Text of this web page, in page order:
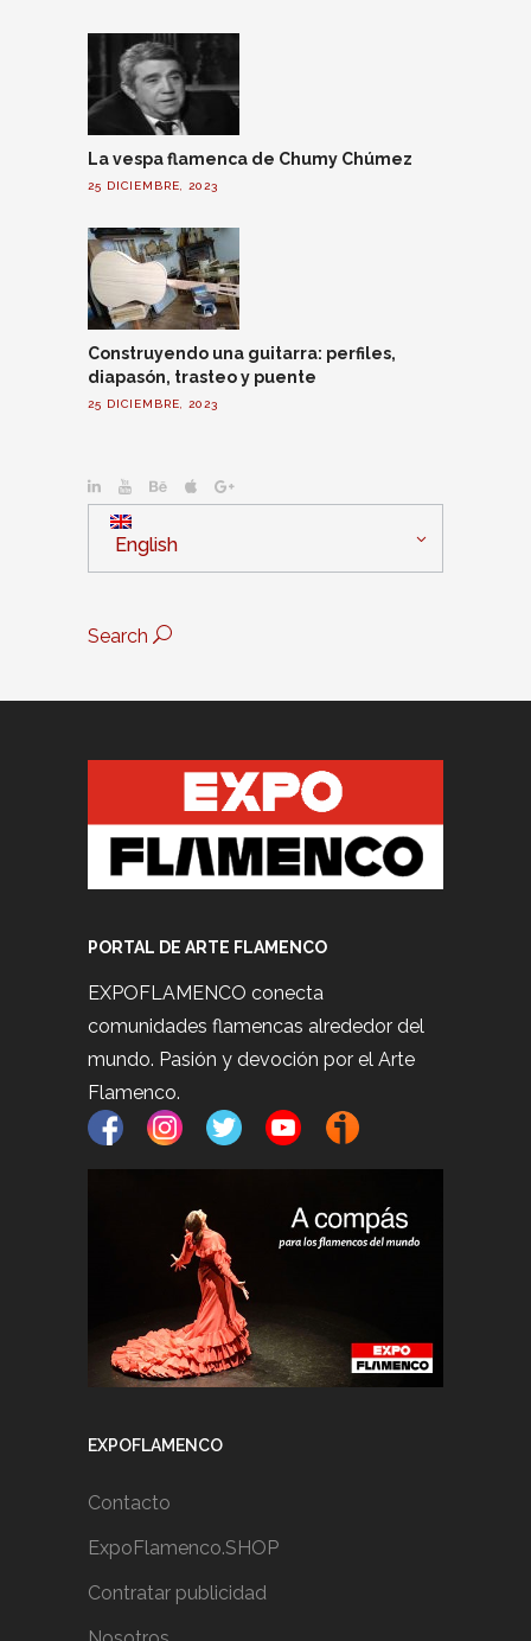
La vespa flamenca de Chumy Chúmez
25 DICIEMBRE, 2023
Construyendo una guitarra: perfiles,
diapasón, trasteo y puente
25 DICIEMBRE, 2023
English
Search
PORTAL DE ARTE FLAMENCO
EXPOFLAMENCO conecta
comunidades flamencas alrededor del
mundo. Pasión y devoción por el Arte
Flamenco.
EXPOFLAMENCO
Contacto
ExpoFlamenco.SHOP
Contratar publicidad